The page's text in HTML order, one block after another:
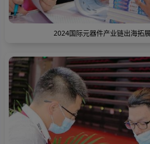
2024国际元器件产业链出海拓